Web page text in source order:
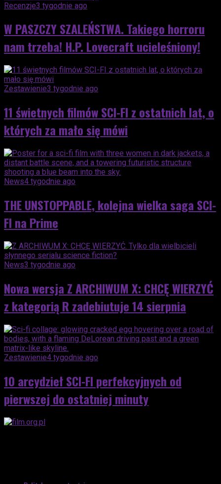
Recenzje3 tygodnie ago
W PASZCZY SZALEŃSTWA. Takiego horroru
nam trzeba! H.P. Lovecraft ucieleśniony!
Zestawienie3 tygodnie ago
11 świetnych filmów SCI-FI z ostatnich lat, o
których za mało się mówi
News4 tygodnie ago
THE UNSTOPPABLE, kolejna wielka saga SCI-
FI na Prime
News3 tygodnie ago
Nowa wersja Z ARCHIWUM X: CHCĘ WIERZYĆ
z kategorią R zadebiutuje 14 sierpnia
Zestawienie4 tygodnie ago
10 arcydzieł SCI-FI perfekcyjnych od
pierwszej do ostatniej minuty